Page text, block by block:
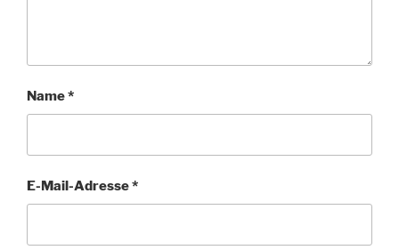
Name*
E-Mail-Adresse*